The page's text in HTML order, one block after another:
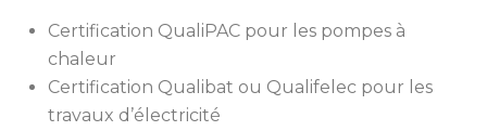
Certification QualiPAC pour les pompes à
chaleur
Certification Qualibat ou Qualifelec pour les
travaux d’électricité